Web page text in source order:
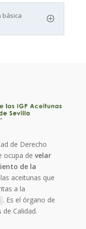
básica
de Derecho
ocupa develar
de la
aceitunas que
a la
. Es el órgano de
Calidad.